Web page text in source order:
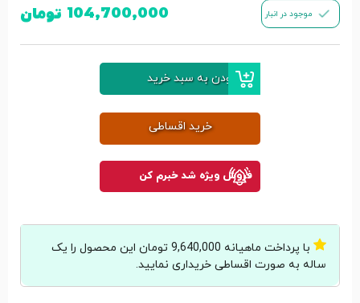
104,700,000 تومان موجود در انبار
افزودن به سبد خرید
خرید اقساطی
فروش ویژه شد خبرم کن
با پرداخت ماهیانه 9,640,000 تومان این محصول را یک
ساله به صورت اقساطی خریداری نمایید.